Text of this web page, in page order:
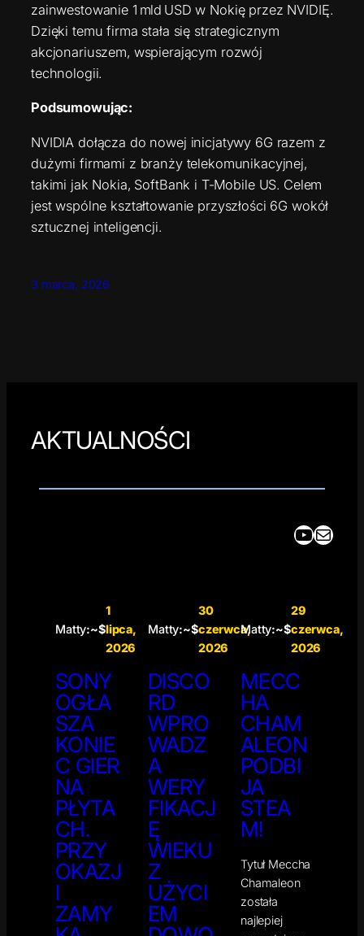
zainwestowanie 1 mld USD w Nokię przez NVIDIĘ.
Dzięki temu firma stała się strategicznym
akcjonariuszem, wspierającym rozwój
technologii.
Podsumowując:
NVIDIA dołącza do nowej inicjatywy 6G razem z
dużymi firmami z branży telekomunikacyjnej,
takimi jak Nokia, SoftBank i T‑Mobile US. Celem
jest wspólne kształtowanie przyszłości 6G wokół
sztucznej inteligencji.
3 marca, 2026
AKTUALNOŚCI
YouTube Mail
Matty:~$
1
lipca,
2026
SONY
OGŁA
SZA
KONIE
C GIER
NA
PŁYTA
CH.
PRZY
OKAZJ
I
ZAMY
Matty:~$
30
czerwca,
2026
DISCO
RD
WPRO
WADZ
A
WERY
FIKACJ
Ę
WIEKU
Z
UŻYCI
EM
Matty:~$
29
czerwca,
2026
MECC
HA
CHAM
ALEON
PODBI
JA
STEA
M!
Tytuł Meccha
Chamaleon
została
najlepiej